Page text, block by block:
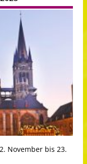
November bis 23.